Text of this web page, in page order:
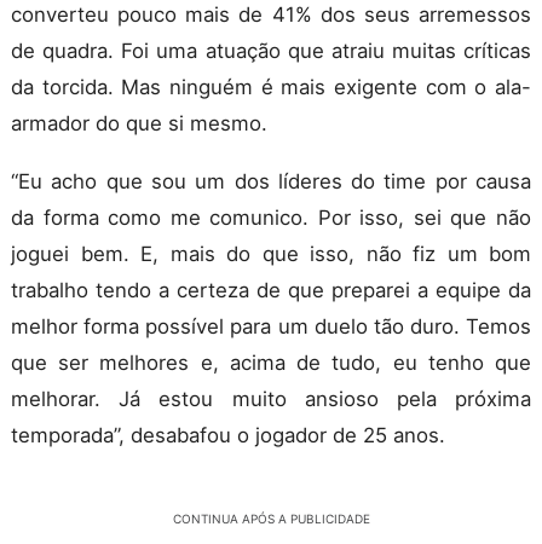
converteu pouco mais de 41% dos seus arremessos
de quadra. Foi uma atuação que atraiu muitas críticas
da torcida. Mas ninguém é mais exigente com o ala-
armador do que si mesmo.
“Eu acho que sou um dos líderes do time por causa
da forma como me comunico. Por isso, sei que não
joguei bem. E, mais do que isso, não fiz um bom
trabalho tendo a certeza de que preparei a equipe da
melhor forma possível para um duelo tão duro. Temos
que ser melhores e, acima de tudo, eu tenho que
melhorar. Já estou muito ansioso pela próxima
temporada”, desabafou o jogador de 25 anos.
CONTINUA APÓS A PUBLICIDADE